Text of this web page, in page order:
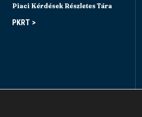
Piaci Kérdések Részletes Tára
PKRT >